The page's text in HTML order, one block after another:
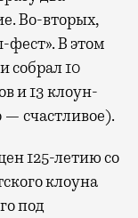
Во-вторых,
В этом
собрал 10
и 13 клоун-
— счастливое).
125-летию со
клоуна
под